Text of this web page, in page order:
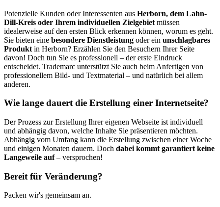
Potenzielle Kunden oder Interessenten aus Herborn, dem Lahn-
Dill-Kreis oder Ihrem individuellen Zielgebiet müssen
idealerweise auf den ersten Blick erkennen können, worum es geht.
Sie bieten eine besondere Dienstleistung oder ein unschlagbares
Produkt in Herborn? Erzählen Sie den Besuchern Ihrer Seite
davon! Doch tun Sie es professionell – der erste Eindruck
entscheidet. Trademarc unterstützt Sie auch beim Anfertigen von
professionellem Bild- und Textmaterial – und natürlich bei allem
anderen.
Wie lange dauert die Erstellung einer Internetseite?
Der Prozess zur Erstellung Ihrer eigenen Webseite ist individuell
und abhängig davon, welche Inhalte Sie präsentieren möchten.
Abhängig vom Umfang kann die Erstellung zwischen einer Woche
und einigen Monaten dauern. Doch dabei kommt garantiert keine
Langeweile auf– versprochen!
Bereit für Veränderung?
Packen wir's gemeinsam an.